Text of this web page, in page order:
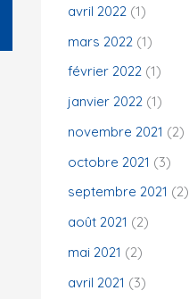
avril 2022 (1)
mars 2022 (1)
février 2022 (1)
janvier 2022 (1)
novembre 2021 (2)
octobre 2021 (3)
septembre 2021 (2)
août 2021 (2)
mai 2021 (2)
avril 2021 (3)